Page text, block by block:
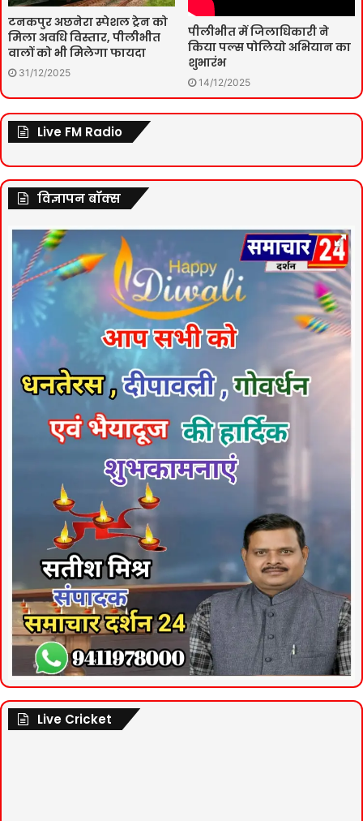
टनकपुर अछनेरा स्पेशल ट्रेन को
मिला अवधि विस्तार, पीलीभीत
वालों को भी मिलेगा फायदा
31/12/2025
पीलीभीत में जिलाधिकारी ने
किया पल्स पोलियो अभियान का
शुभारंभ
14/12/2025
Live FM Radio
विज्ञापन बॉक्स
Live Cricket